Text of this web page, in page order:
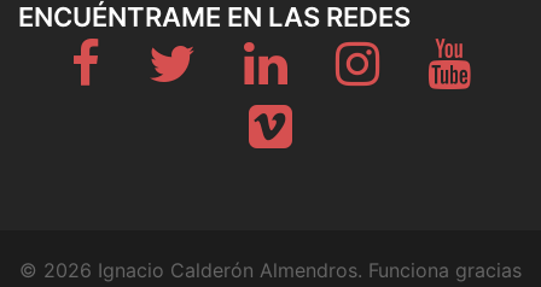
ENCUÉNTRAME EN LAS REDES
Fb Twitter Linkedin Instagram
Vimeo
© 2026 Ignacio Calderón Almendros. Funciona gracias